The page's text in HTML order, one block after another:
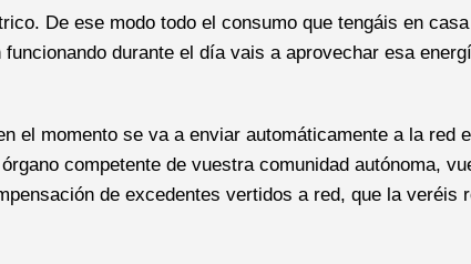
De ese modo todo el consumo que tengáis en
durante el día vais a aprovechar esa
el momento se va a enviar automáticamente a la red
competente de vuestra comunidad autónoma,
de excedentes vertidos a red, que la veréis